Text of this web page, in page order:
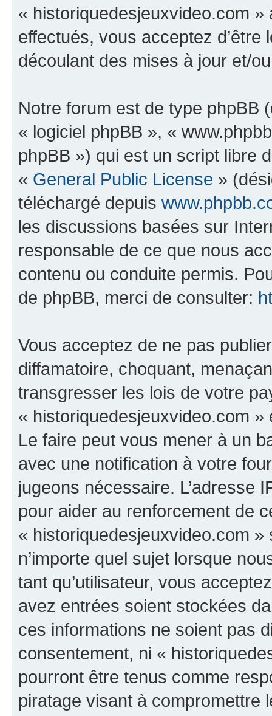
« historiquedesjeuxvideo.com
effectués, vous acceptez
découlant des mises à jour et/
Notre forum est de type phpBB
« logiciel phpBB », «
phpBB ») qui est un script libre
« General Public License »
téléchargé depuis
les discussions basées sur
responsable de ce que nous
contenu ou conduite permis.
de phpBB, merci de consulter:
Vous acceptez de ne pas
diffamatoire, choquant,
transgresser les lois de votre
« historiquedesjeuxvideo.com
Le faire peut vous mener à un
avec une notification à votre
jugeons nécessaire. L’adresse
pour aider au renforcement de
« historiquedesjeuxvideo.com
n’importe quel sujet lorsque
tant qu’utilisateur, vous
avez entrées soient stockées
ces informations ne soient pas
consentement, ni «
pourront être tenus comme
piratage visant à compromettre